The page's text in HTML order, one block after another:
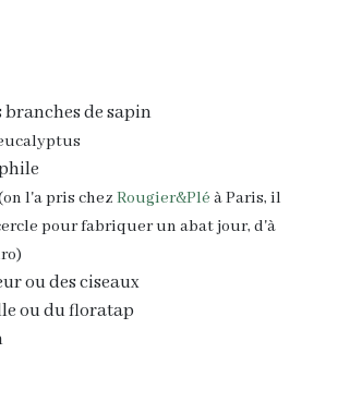
branches de sapin
l'a pris chez Rougier&Plé à Paris, il
pour fabriquer un abat jour, d'à
ou des ciseaux
ou du floratap